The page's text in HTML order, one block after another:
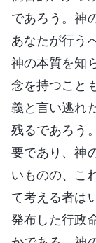
であろう。神
あなたが行う
神の本質を知
念を持つこと
義と言い逃れ
残るであろう
要であり、神
いものの、こ
て考える者は
発布した行政